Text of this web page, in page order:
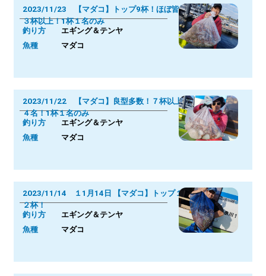
2023/11/23 【マダコ】トップ9杯！ほぼ皆様
３杯以上！1杯１名のみ
釣り方 エギング＆テンヤ
魚種 マダコ
2023/11/22 【マダコ】良型多数！７杯以上
４名！1杯１名のみ
釣り方 エギング＆テンヤ
魚種 マダコ
2023/11/14 １1月14日 【マダコ】トップ１
２杯！
釣り方 エギング＆テンヤ
魚種 マダコ